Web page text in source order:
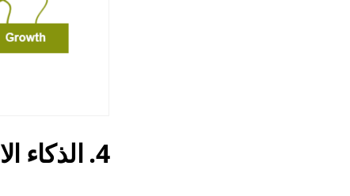
4. الذكاء الاصطناعي متعدد الوظائف